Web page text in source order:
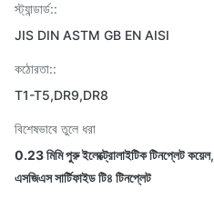
স্ট্যান্ডার্ড::
JIS DIN ASTM GB EN AISI
কঠোরতা::
T1-T5,DR9,DR8
বিশেষভাবে তুলে ধরা
0.23 মিমি পুরু ইলেক্ট্রোলাইটিক টিনপ্লেট কয়েল,
এসজিএস সার্টিফাইড টি৪ টিনপ্লেট